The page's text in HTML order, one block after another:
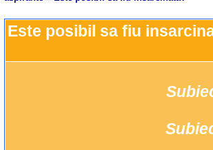
Este posibil sa fiu